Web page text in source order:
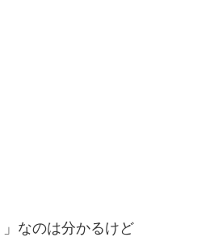
」なのは分かるけど